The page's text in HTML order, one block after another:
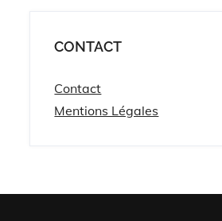
CONTACT
Contact
Mentions Légales